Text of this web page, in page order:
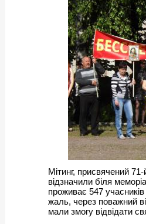
Мітинг, присвячений
відзначили біля
проживає 547
жаль, через поважний
мали змогу відвідати